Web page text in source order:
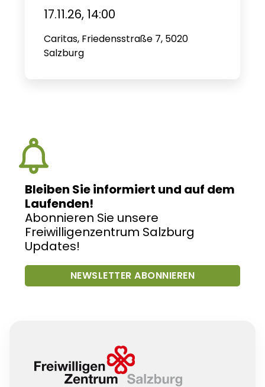
17.11.26, 14:00
Caritas, Friedensstraße 7, 5020
Salzburg
Bleiben Sie informiert und auf dem
Laufenden!
Abonnieren Sie unsere
Freiwilligenzentrum Salzburg
Updates!
NEWSLETTER ABONNIEREN